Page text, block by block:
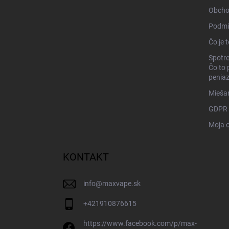
Čo je
Čo to
GDPR
Moja
KONTAKT
info@maxvape.sk
+421910876615
https://www.facebook.com/p/max-